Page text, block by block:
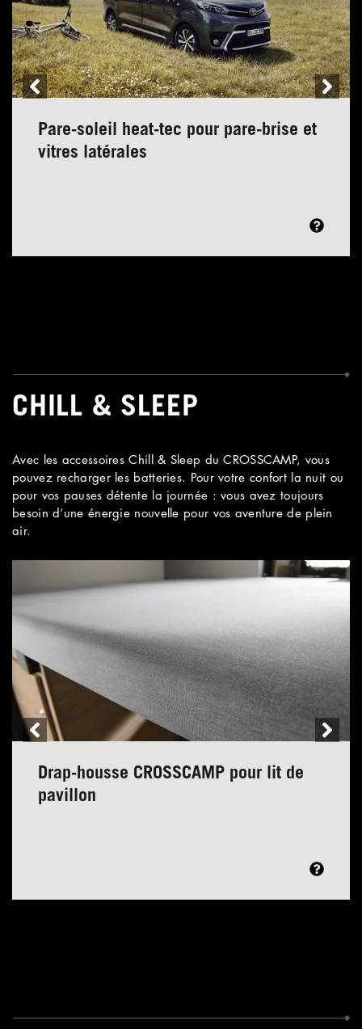
Pare-soleil heat-tec pour pare-brise et
vitres latérales
CHILL & SLEEP
Avec les accessoires Chill & Sleep du CROSSCAMP, vous
pouvez recharger les batteries. Pour votre confort la nuit ou
pour vos pauses détente la journée : vous avez toujours
besoin d’une énergie nouvelle pour vos aventure de plein
air.
Drap-housse CROSSCAMP pour lit de
pavillon